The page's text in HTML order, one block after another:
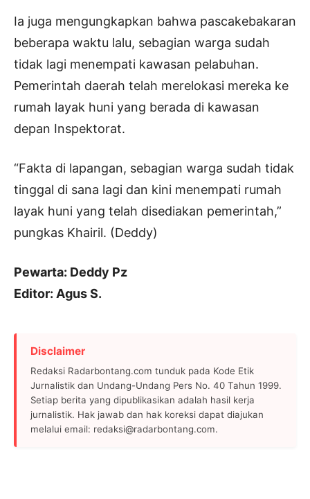
Ia juga mengungkapkan bahwa pascakebakaran
beberapa waktu lalu, sebagian warga sudah
tidak lagi menempati kawasan pelabuhan.
Pemerintah daerah telah merelokasi mereka ke
rumah layak huni yang berada di kawasan
depan Inspektorat.
“Fakta di lapangan, sebagian warga sudah tidak
tinggal di sana lagi dan kini menempati rumah
layak huni yang telah disediakan pemerintah,”
pungkas Khairil. (Deddy)
Pewarta: Deddy Pz
Editor: Agus S.
Disclaimer
Redaksi Radarbontang.com tunduk pada Kode Etik
Jurnalistik dan Undang-Undang Pers No. 40 Tahun 1999.
Setiap berita yang dipublikasikan adalah hasil kerja
jurnalistik. Hak jawab dan hak koreksi dapat diajukan
melalui email: redaksi@radarbontang.com.